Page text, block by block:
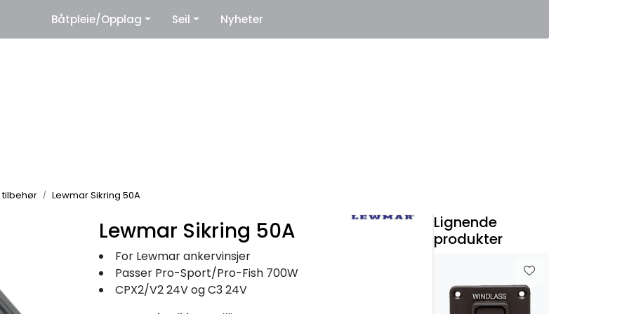
Leverandører
Båtpleie/Opplag Seil Nyheter
tilbehør Lewmar Sikring 50A
Lewmar Sikring 50A
For Lewmar ankervinsjer
Passer Pro-Sport/Pro-Fish 700W
CPX2/V2 24V og C3 24V
Lignende
produkter